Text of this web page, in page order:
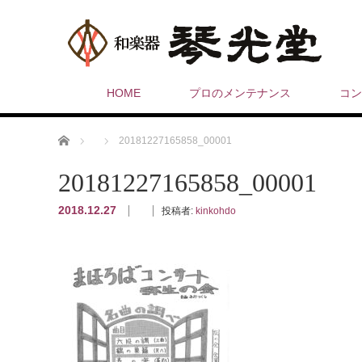
HOME プロのメンテナンス コ
ホーム 20181227165858_00001
20181227165858_00001
2018.12.27 投稿者: kinkohdo